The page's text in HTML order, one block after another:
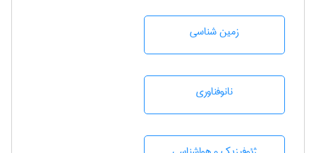
زمين شناسی
نانوفناوری